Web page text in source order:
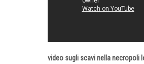
video sugli scavi nella necropoli